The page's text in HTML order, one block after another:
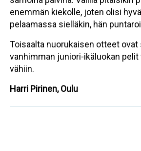
enemmän kiekolle, joten olisi
pelaamassa sielläkin, hän
Toisaalta nuorukaisen otteet ovat
vanhimman juniori-ikäluokan pelit
vähiin.
Harri Pirinen, Oulu